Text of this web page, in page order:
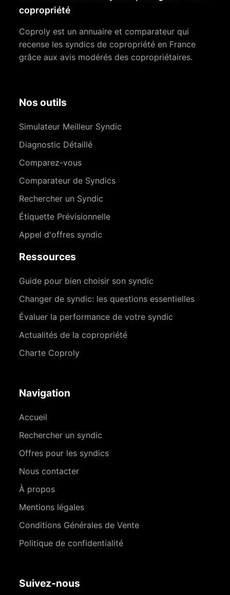
copropriété
Coproly est un annuaire et comparateur qui
recense les syndics de copropriété en France
grâce aux avis modérés des copropriétaires.
Nos outils
Simulateur Meilleur Syndic
Diagnostic Détaillé
Comparez-vous
Comparateur de Syndics
Rechercher un Syndic
Étiquette Prévisionnelle
Appel d'offres syndic
Ressources
Guide pour bien choisir son syndic
Changer de syndic: les questions essentielles
Évaluer la performance de votre syndic
Actualités de la copropriété
Charte Coproly
Navigation
Accueil
Rechercher un syndic
Offres pour les syndics
Nous contacter
À propos
Mentions légales
Conditions Générales de Vente
Politique de confidentialité
Suivez-nous